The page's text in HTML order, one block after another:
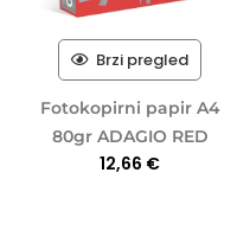
Brzi pregled
Fotokopirni papir A4
80gr ADAGIO RED
12,66 €